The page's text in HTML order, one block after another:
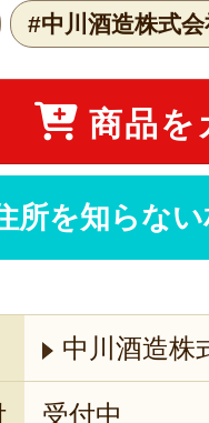
#中川酒造株式
商品を
所を知らな
中川酒造株
受付中